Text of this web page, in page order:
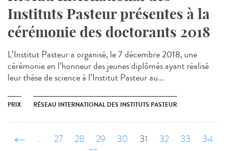
Instituts Pasteur présentes à la
cérémonie des doctorants 2018
L’Institut Pasteur a organisé, le 7 décembre 2018, une
cérémonie en l’honneur des jeunes diplômés ayant réalisé
leur thèse de science à l’Institut Pasteur au...
PRIX RÉSEAU INTERNATIONAL DES INSTITUTS PASTEUR
‹ précédent
… 27 28 29 30 31 32 33
34